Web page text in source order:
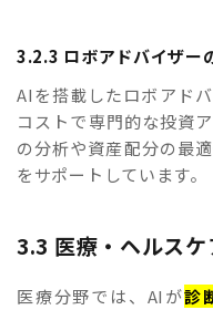
3.2.3 ロボアドバイザー
AIを搭載したロボアド
コストで専門的な投資
の分析や資産配分の最
をサポートしています。
3.3 医療・ヘルス
医療分野では、AIが診